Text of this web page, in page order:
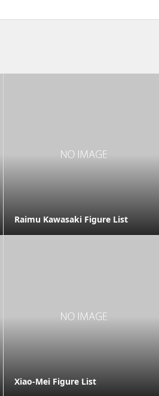
Raimu Kawasaki Figure List
Xiao-Mei Figure List